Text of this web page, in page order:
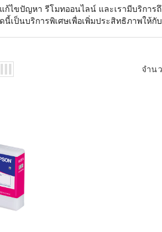
ขปัญหา รีโมทออนไลน์ และเรามีบริการ
นบริการพิเศษเพื่อเพิ่มประสิทธิภาพให้กั
จำน